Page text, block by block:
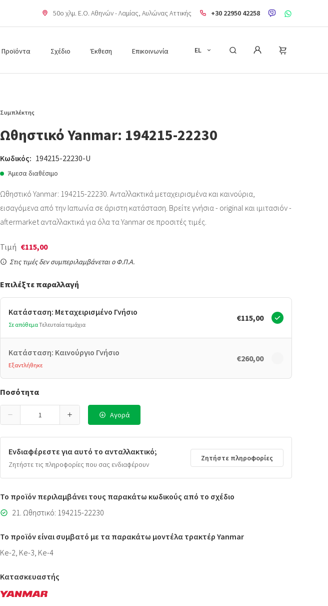
50o χλμ. Ε.Ο. Αθηνών - Λαμίας, Aυλώνας Αττικής +30 22950 42258
Προϊόντα Σχέδιο Έκθεση Επικοινωνία EL
Συμπλέκτης
Ωθηστικό Yanmar: 194215-22230
Κωδικός: 194215-22230-U
Άμεσα διαθέσιμο
Ωθηστικό Yanmar: 194215-22230. Ανταλλακτικά μεταχειρισμένα και καινούρια,
εισαγόμενα από την Ιαπωνία σε άριστη κατάσταση. Βρείτε γνήσια - original και ιμιτασιόν -
aftermarket ανταλλακτικά για όλα τα Yanmar σε προσιτές τιμές.
Τιμή €115,00
Στις τιμές δεν συμπεριλαμβάνεται ο Φ.Π.Α.
Επιλέξτε παραλλαγή
Κατάσταση: Μεταχειρισμένο Γνήσιο
Σε απόθεμαΤελευταία τεμάχια
€115,00
Κατάσταση: Καινούργιο Γνήσιο
Εξαντλήθηκε
€260,00
Ποσότητα
Αγορά
Ενδιαφέρεστε για αυτό το ανταλλακτικό;
Ζητήστε τις πληροφορίες που σας ενδιαφέρουν
Ζητήστε πληροφορίες
Το προϊόν περιλαμβάνει τους παρακάτω κωδικούς από το σχέδιο
21. Ωθηστικό: 194215-22230
Το προϊόν είναι συμβατό με τα παρακάτω μοντέλα τρακτέρ Yanmar
Ke-2, Ke-3, Ke-4
Κατασκευαστής